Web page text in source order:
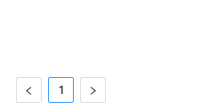
1